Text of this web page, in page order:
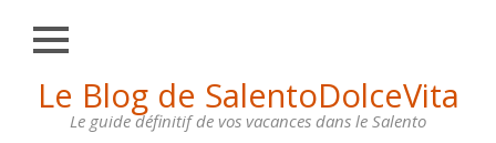
Le Blog de SalentoDolceVita
Le guide définitif de vos vacances dans le Salento
Fermer
HOME
OTRANTO